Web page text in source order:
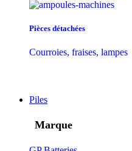
Pièces détachées
Courroies, fraises, lampes
Piles
Marque